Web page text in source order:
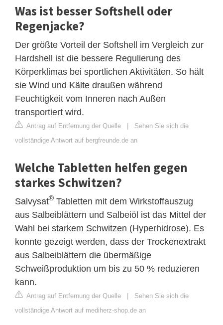
Was ist besser Softshell oder
Regenjacke?
Der größte Vorteil der Softshell im Vergleich zur
Hardshell ist die bessere Regulierung des
Körperklimas bei sportlichen Aktivitäten. So hält
sie Wind und Kälte draußen während
Feuchtigkeit vom Inneren nach Außen
transportiert wird.
Antrag auf Entfernung der Quelle | Sehen Sie sich die
vollständige Antwort auf bergfreunde.de an
Welche Tabletten helfen gegen
starkes Schwitzen?
Salvysat® Tabletten mit dem Wirkstoffauszug
aus Salbeiblättern und Salbeiöl ist das Mittel der
Wahl bei starkem Schwitzen (Hyperhidrose). Es
konnte gezeigt werden, dass der Trockenextrakt
aus Salbeiblättern die übermäßige
Schweißproduktion um bis zu 50 % reduzieren
kann.
Antrag auf Entfernung der Quelle | Sehen Sie sich die
vollständige Antwort auf mediherz-shop.de an